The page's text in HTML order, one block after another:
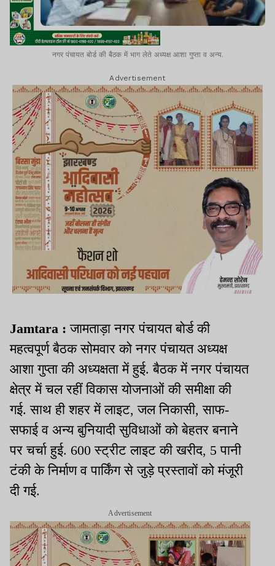
नगर पंचायत बोर्ड की बैठक में भाग लेते अध्यक्ष आशा गुप्ता व अन्य.
Advertisement
Jamtara : जामताड़ा नगर पंचायत बोर्ड की
महत्वपूर्ण बैठक सोमवार को नगर पंचायत अध्यक्ष
आशा गुप्ता की अध्यक्षता में हुई. बैठक में नगर पंचायत
क्षेत्र में चल रहीं विकास योजनाओं की समीक्षा की
गई. साथ ही शहर में लाइट, जल निकासी, साफ-
सफाई व अन्य बुनियादी सुविधाओं को बेहतर बनाने
पर चर्चा हुई. 600 स्ट्रीट लाइट की खरीद, 5 पानी
टंकी के निर्माण व पार्किंग से जुड़े प्रस्तावों को मंजूरी
दी गई.
Advertisement